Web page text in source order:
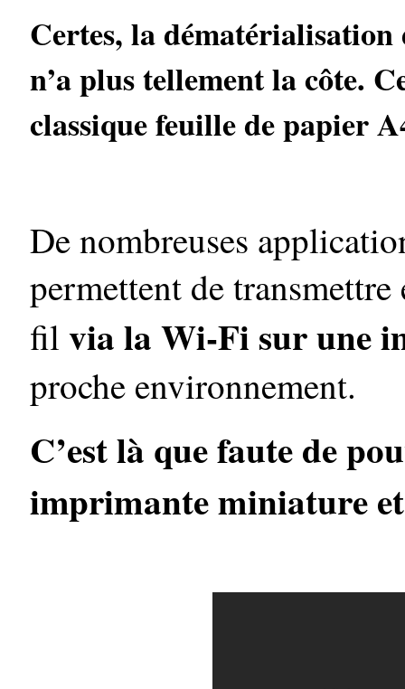
Certes, la dématérialisation
n’a plus tellement la côte.
classique feuille de papier
De nombreuses
permettent de
fil via la Wi-Fi sur une
proche environnement.
C’est là que faute de
imprimante miniature